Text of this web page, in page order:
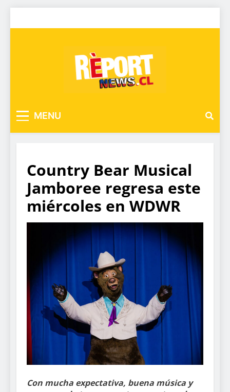
MENU
Country Bear Musical
Jamboree regresa este
miércoles en WDWR
Con mucha expectativa, buena música y